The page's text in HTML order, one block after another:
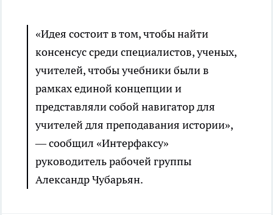
«Идея состоит в том, чтобы найти
консенсус среди специалистов, ученых,
учителей, чтобы учебники были в
рамках единой концепции и
представляли собой навигатор для
учителей для преподавания истории»,
— сообщил «Интерфаксу»
руководитель рабочей группы
Александр Чубарьян.